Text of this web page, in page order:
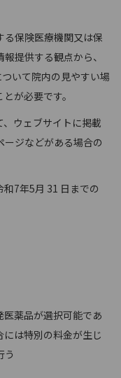
保険医療機関又は保
提供する観点から、
いて院内の見やすい場
が必要です。
ウェブサイトに掲載
ジなどがある場合の
7年5月 31 日までの
薬品が選択可能であ
は特別の料金が生じ
う